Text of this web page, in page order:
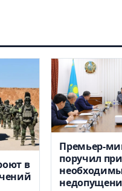
в
Премьер-
поручил